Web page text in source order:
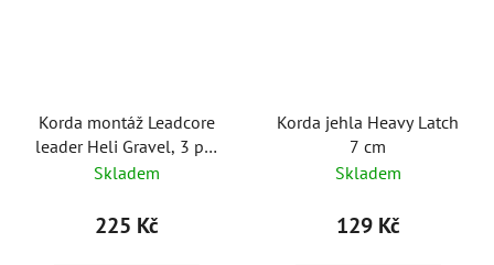
Korda montáž Leadcore
leader Heli Gravel, 3 per
pack
Skladem
225 Kč
Korda jehla Heavy Latch
7 cm
Skladem
129 Kč